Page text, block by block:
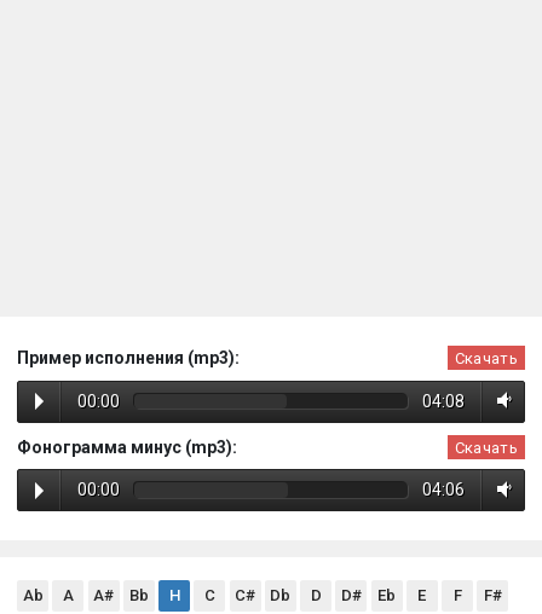
Пример исполнения (mp3): Скачать
00:00 04:08
Фонограмма минус (mp3): Скачать
00:00 04:06
Ab A A# Bb H C C# Db D D# Eb E F
F#